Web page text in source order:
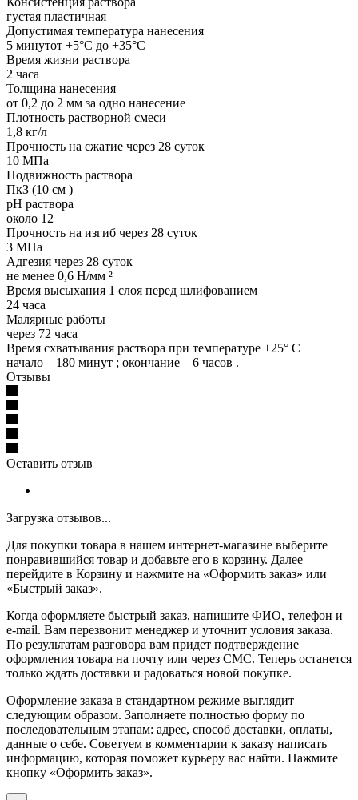
густая пластичная
Допустимая температура нанесения
5 минутот +5°C до +35°C
Время жизни раствора
2 часа
Толщина нанесения
от 0,2 до 2 мм за одно нанесение
Плотность растворной смеси
1,8 кг/л
Прочность на сжатие через 28 суток
10 МПа
Подвижность раствора
ПкЗ (10 см )
рН раствора
около 12
Прочность на изгиб через 28 суток
3 МПа
Адгезия через 28 суток
не менее 0,6 Н/мм ²
Время высыхания 1 слоя перед шлифованием
24 часа
Малярные работы
через 72 часа
Время схватывания раствора при температуре +25° С
начало – 180 минут ; окончание – 6 часов .
Отзывы
Оставить отзыв
Загрузка отзывов...
Для покупки товара в нашем интернет-магазине выберите
понравившийся товар и добавьте его в корзину. Далее
перейдите в Корзину и нажмите на «Оформить заказ» или
«Быстрый заказ».
Когда оформляете быстрый заказ, напишите ФИО, телефон и
e-mail. Вам перезвонит менеджер и уточнит условия заказа.
По результатам разговора вам придет подтверждение
оформления товара на почту или через СМС. Теперь останется
только ждать доставки и радоваться новой покупке.
Оформление заказа в стандартном режиме выглядит
следующим образом. Заполняете полностью форму по
последовательным этапам: адрес, способ доставки, оплаты,
данные о себе. Советуем в комментарии к заказу написать
информацию, которая поможет курьеру вас найти. Нажмите
кнопку «Оформить заказ».